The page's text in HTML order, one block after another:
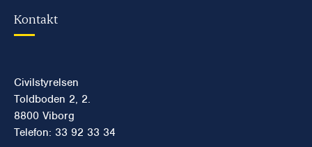
Kontakt
Civilstyrelsen
Toldboden 2, 2.
8800 Viborg
Telefon: 33 92 33 34